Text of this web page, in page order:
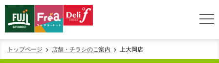
トップページ 店舗・チラシのご案内 上大岡店